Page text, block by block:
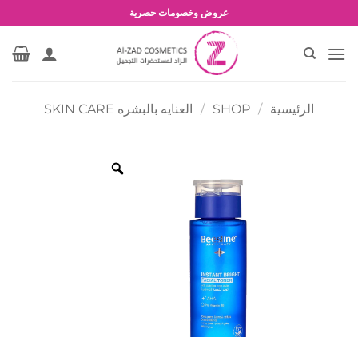
للمحتوى
عروض وخصومات حصرية
الرئيسية /
SHOP
/ العنايه بالبشره SKIN CARE